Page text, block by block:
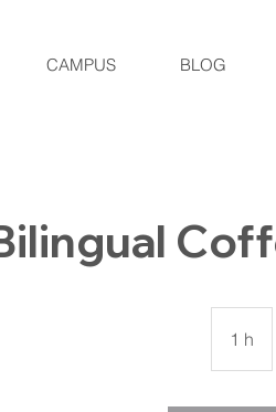
CAMPUS BLOG
1 h